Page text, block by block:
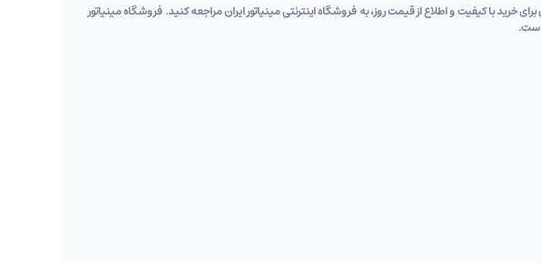
با کیفیت و اطلاع از قیمت ‌روز، به فروشگاه اینترنتی مینیاتور ایران مراجعه کنید. فروشگاه مینیاتور
است.